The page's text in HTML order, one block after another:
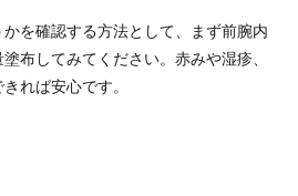
を確認する方法として、まず前腕内
布してみてください。 赤みや湿疹、
れば安心です。